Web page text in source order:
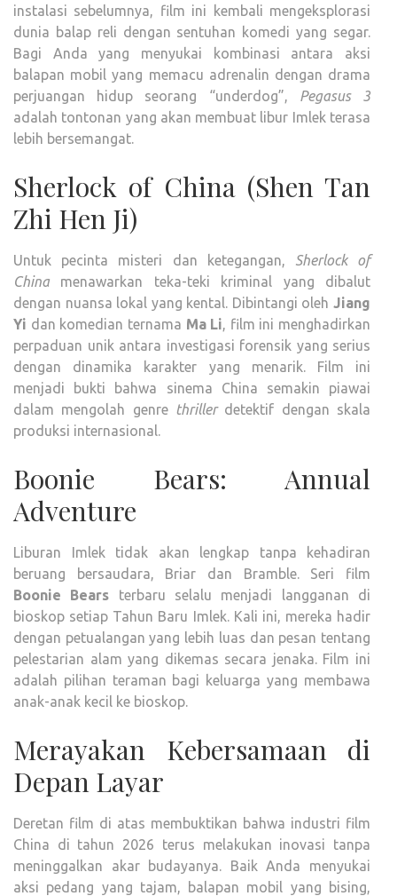
instalasi sebelumnya, film ini kembali mengeksplorasi
dunia balap reli dengan sentuhan komedi yang segar.
Bagi Anda yang menyukai kombinasi antara aksi
balapan mobil yang memacu adrenalin dengan drama
perjuangan hidup seorang “underdog”, Pegasus 3
adalah tontonan yang akan membuat libur Imlek terasa
lebih bersemangat.
Sherlock of China (Shen Tan
Zhi Hen Ji)
Untuk pecinta misteri dan ketegangan, Sherlock of
China menawarkan teka-teki kriminal yang dibalut
dengan nuansa lokal yang kental. Dibintangi oleh Jiang
Yi dan komedian ternama Ma Li, film ini menghadirkan
perpaduan unik antara investigasi forensik yang serius
dengan dinamika karakter yang menarik. Film ini
menjadi bukti bahwa sinema China semakin piawai
dalam mengolah genre thrillerdetektif dengan skala
produksi internasional.
Boonie Bears: Annual
Adventure
Liburan Imlek tidak akan lengkap tanpa kehadiran
beruang bersaudara, Briar dan Bramble. Seri film
Boonie Bears terbaru selalu menjadi langganan di
bioskop setiap Tahun Baru Imlek. Kali ini, mereka hadir
dengan petualangan yang lebih luas dan pesan tentang
pelestarian alam yang dikemas secara jenaka. Film ini
adalah pilihan teraman bagi keluarga yang membawa
anak-anak kecil ke bioskop.
Merayakan Kebersamaan di
Depan Layar
Deretan film di atas membuktikan bahwa industri film
China di tahun 2026 terus melakukan inovasi tanpa
meninggalkan akar budayanya. Baik Anda menyukai
aksi pedang yang tajam, balapan mobil yang bising,